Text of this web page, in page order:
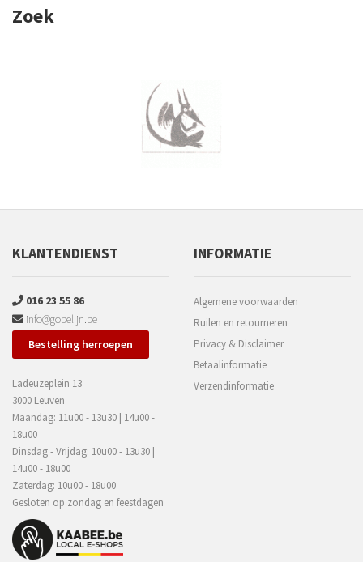
Zoek
KLANTENDIENST
016 23 55 86
info@gobelijn.be
Bestelling herroepen
Ladeuzeplein 13
3000 Leuven
Maandag: 11u00 - 13u30 | 14u00 -
18u00
Dinsdag - Vrijdag: 10u00 - 13u30 |
14u00 - 18u00
Zaterdag: 10u00 - 18u00
Gesloten op zondag en feestdagen
INFORMATIE
Algemene voorwaarden
Ruilen en retourneren
Privacy & Disclaimer
Betaalinformatie
Verzendinformatie